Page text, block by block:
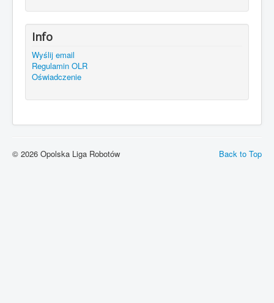
Info
Wyślij email
Regulamin OLR
Oświadczenie
Back to Top
© 2026 Opolska Liga Robotów